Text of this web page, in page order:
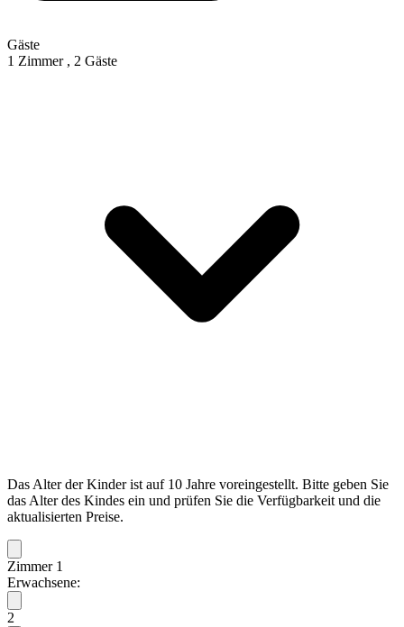
Gäste
1 Zimmer , 2 Gäste
Das Alter der Kinder ist auf 10 Jahre voreingestellt. Bitte geben Sie
das Alter des Kindes ein und prüfen Sie die Verfügbarkeit und die
aktualisierten Preise.
Zimmer 1
Erwachsene:
2